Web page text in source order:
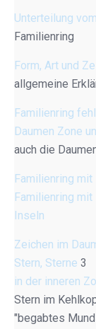
Unterteilung
Familienring
Form, Art und
allgemeine
Familienring
Daumen Zone
auch die
Familienring mit
Familienring mit
Inseln
Zeichen im
Stern, Sterne 3
in der inneren
Stern im
"begabtes